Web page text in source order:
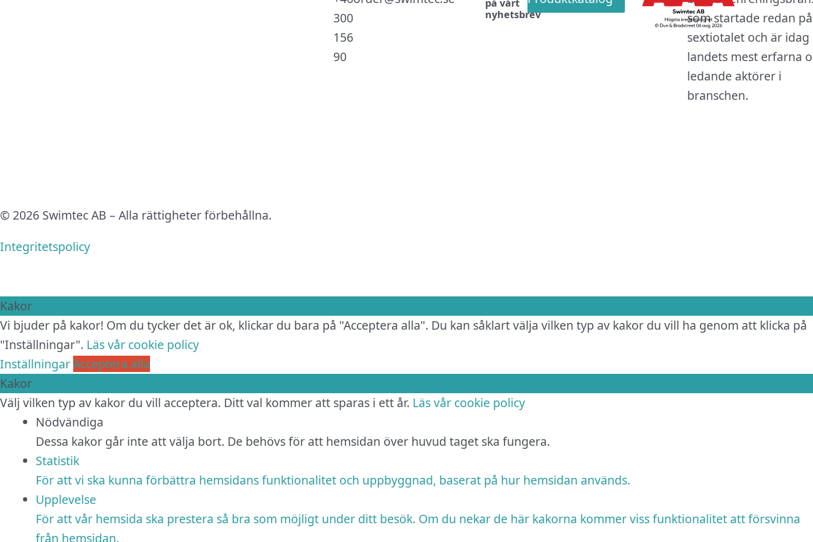
som startade redan på
sextiotalet och är idag
landets mest erfarna
ledande aktörer i
branschen.
300
156
90
på vårt
nyhetsbrev
© 2026 Swimtec AB – Alla rättigheter förbehållna.
Integritetspolicy
Kakor
Vi bjuder på kakor! Om du tycker det är ok, klickar du bara på "Acceptera alla". Du kan såklart välja vilken typ av kakor du vill ha genom att klicka på
"Inställningar". Läs vår cookie policy
InställningarAcceptera alla
Kakor
Välj vilken typ av kakor du vill acceptera. Ditt val kommer att sparas i ett år. Läs vår cookie policy
Nödvändiga
Dessa kakor går inte att välja bort. De behövs för att hemsidan över huvud taget ska fungera.
Statistik
För att vi ska kunna förbättra hemsidans funktionalitet och uppbyggnad, baserat på hur hemsidan används.
Upplevelse
För att vår hemsida ska prestera så bra som möjligt under ditt besök. Om du nekar de här kakorna kommer viss funktionalitet att försvinna
från hemsidan.